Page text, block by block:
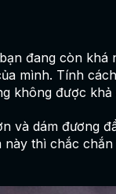
đang còn khá
mình. Tính
không được khả
và dám đương
thì chắc